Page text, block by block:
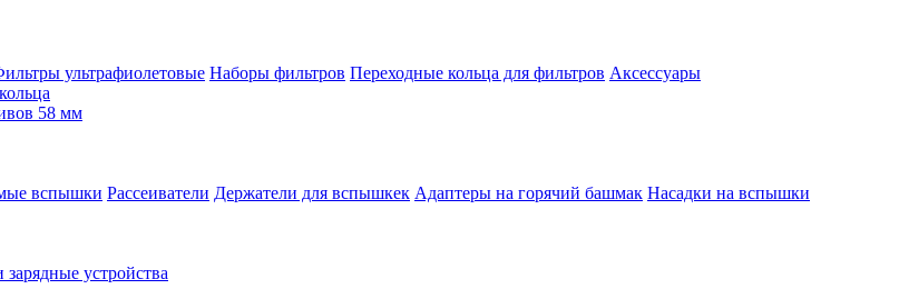
ультрафиолетовые Наборы фильтров Переходные кольца для фильтров Аксессуары
58 мм
вспышки Рассеиватели Держатели для вспышкек Адаптеры на горячий башмак Насадки на вспышки
устройства